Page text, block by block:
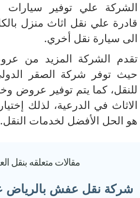
علي توفير سيارات
علي نقل اثاث منزل
سيارة نقل أخري.
الشركة المزيد من
توفر شركة الصقر
كما يتم توفير عروض
في الدرعية، لذلك
الحل الأفضل لخدمات النقل.
مقالات متعلقه بنقل
نقل عفش بالرياض